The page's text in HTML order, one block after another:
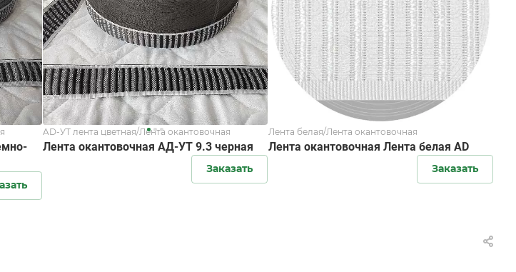
AD-УТ лента цветная/Лента окантовочная
Лента окантовочная АД-УТ 9.3 черная
Заказать
Лента белая/Лента окантовочная
Лента окантовочная Лента белая AD
Заказать